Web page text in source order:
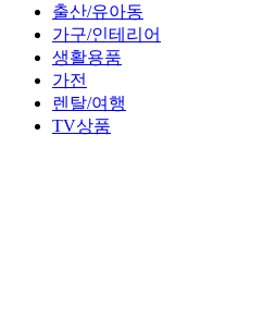
출산/유아동
가구/인테리어
생활용품
가전
렌탈/여행
TV상품